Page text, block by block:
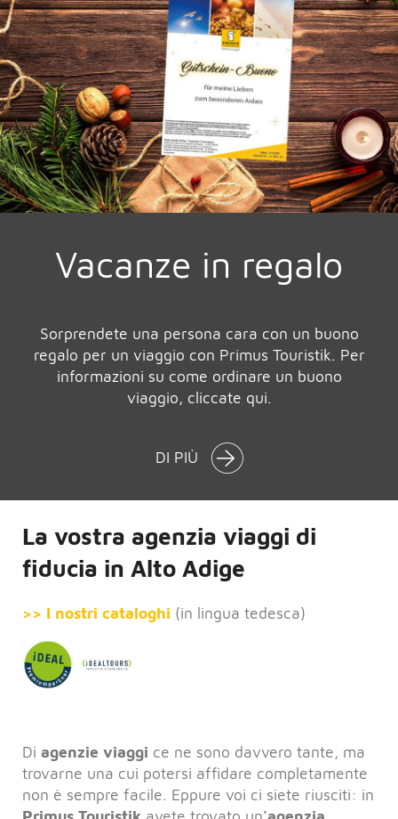
Vacanze in regalo
Sorprendete una persona cara con un buono
regalo per un viaggio con Primus Touristik. Per
informazioni su come ordinare un buono
viaggio, cliccate qui.
DI PIÙ
La vostra agenzia viaggi di
fiducia in Alto Adige
>> I nostri cataloghi (in lingua tedesca)
Di agenzie viaggi ce ne sono davvero tante, ma
trovarne una cui potersi affidare completamente
non è sempre facile. Eppure voi ci siete riusciti: in